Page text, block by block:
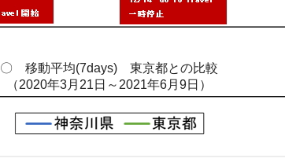
〇 移動平均(7days) 東京都との比較
（2020年3月21日～2021年6月9日）